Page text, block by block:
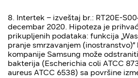
8. Intertek – izveštaj br.: RT20E-
decembar 2020. Hipoteza je
prikupljenih podataka: funkcija
pranje smrzavanjem
kompanije Samsung može
bakterija (Escherichia coli ATCC
aureus ATCC 6538) sa površine